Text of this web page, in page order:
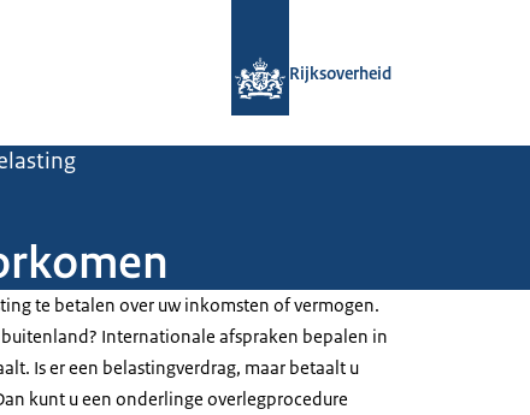
Rijksoverheid
te betalen over uw inkomsten of vermogen.
Internationale afspraken bepalen in
Is er een belastingverdrag, maar betaalt u
kunt u een onderlinge overlegprocedure